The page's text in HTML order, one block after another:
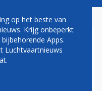
op het beste van
Krijg onbeperkt
Apps.
Luchtvaartnieuws